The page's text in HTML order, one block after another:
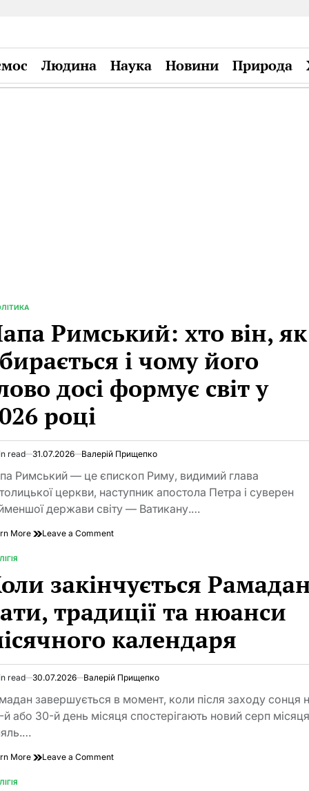
Людина Наука Новини Природа
Римський: хто він, як
і чому його
досі формує світ у
році
read 31.07.2026 Валерій Прищепко
Римський — це єпископ Риму, видимий глава
церкви, наступник апостола Петра і суверен
держави світу — Ватикану.…
More Leave a Commenton
він,
як
обирається
і
його
формує
у
2026
закінчується
традиції та нюанси
календаря
read 30.07.2026 Валерій Прищепко
завершується в момент, коли після заходу сонця
й або 30-й день місяця спостерігають новий серп
More Leave a Commenton